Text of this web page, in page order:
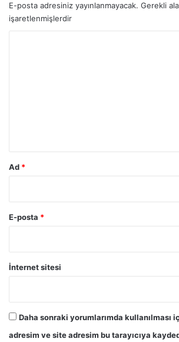
E-posta adresiniz yayınlanmayacak. Gerekli
işaretlenmişlerdir
Ad *
E-posta *
İnternet sitesi
Daha sonraki yorumlarımda kullanılması
adresim ve site adresim bu tarayıcıya